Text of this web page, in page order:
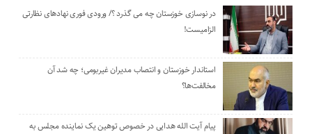
در نوسازی خوزستان چه می گذرد ؟/ ورودی فوری نهادهای نظارتی
الزامیست!
استاندار خوزستان و انتصاب مدیران غیربومی؛ چه شد آن
مخالفت‌ها؟
پیام آیت الله هدایی در خصوص توهین یک نماینده مجلس به